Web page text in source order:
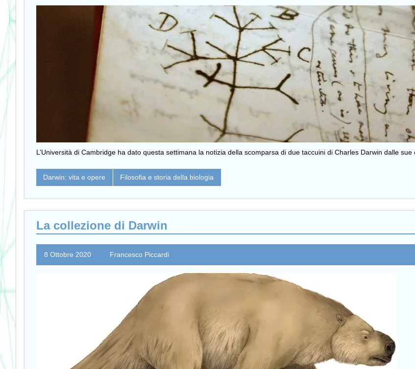
L’Università di Cambridge ha dato questa settimana la notizia della scomparsa di due taccuini di Charles Darwin dalle
Darwin: vita e opere Filosofia e storia della biologia
La collezione di Darwin
8 Ottobre 2020 Francesco Piccardi